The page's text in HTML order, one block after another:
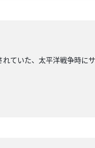
ていた、太平洋戦争時に